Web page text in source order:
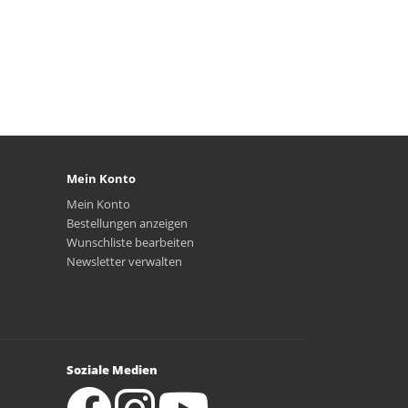
Mein Konto
Mein Konto
Bestellungen anzeigen
Wunschliste bearbeiten
Newsletter verwalten
Soziale Medien